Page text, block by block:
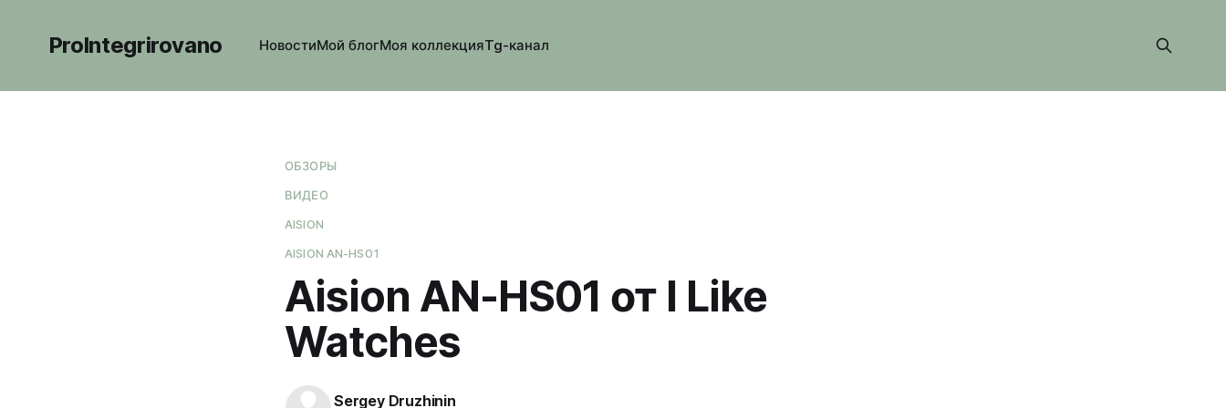
ProIntegrirovano НовостиМой блогМоя коллекцияTg-канал
ОБЗОРЫ
ВИДЕО
AISION
AISION AN-HS01
Aision AN-HS01 от I Like
Watches
Sergey Druzhinin